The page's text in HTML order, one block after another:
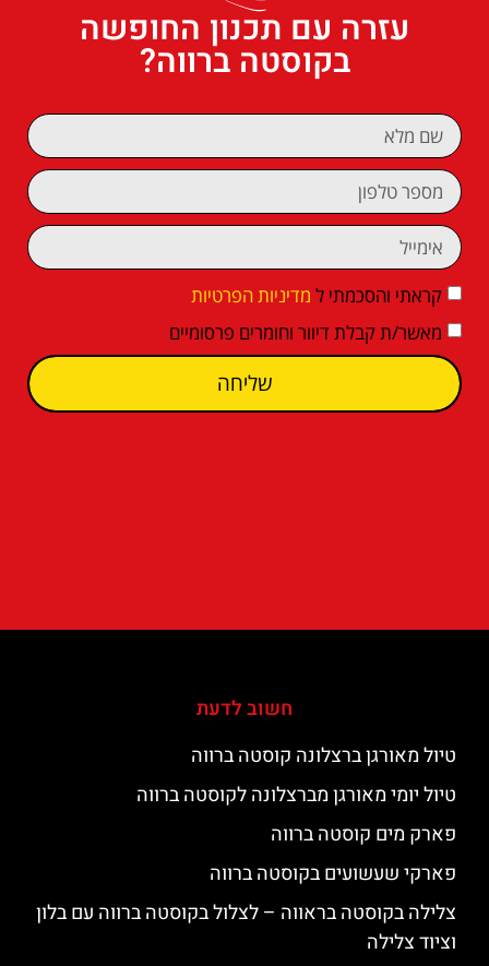
עזרה עם תכנון החופשה
בקוסטה ברווה?
קראתי והסכמתי ל מדיניות הפרטיות
מאשר/ת קבלת דיוור וחומרים פרסומיים
שליחה
חשוב לדעת
טיול מאורגן ברצלונה קוסטה ברווה
טיול יומי מאורגן מברצלונה לקוסטה ברווה
פארק מים קוסטה ברווה
פארקי שעשועים בקוסטה ברווה
צלילה בקוסטה בראווה – לצלול בקוסטה ברווה עם בלון
וציוד צלילה